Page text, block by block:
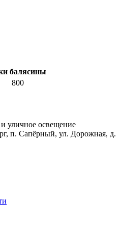
балясины
800
освещение
п. Сапёрный, ул. Дорожная, д.